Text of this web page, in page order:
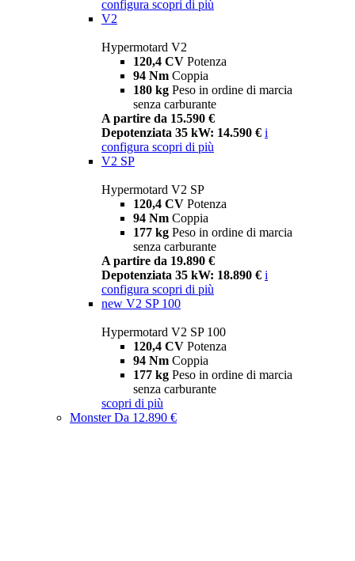
configura scopri di più
V2
Hypermotard V2
120,4 CV Potenza
94 Nm Coppia
180 kg Peso in ordine di marcia
senza carburante
A partire da 15.590 €
Depotenziata 35 kW: 14.590 € i
configura scopri di più
V2 SP
Hypermotard V2 SP
120,4 CV Potenza
94 Nm Coppia
177 kg Peso in ordine di marcia
senza carburante
A partire da 19.890 €
Depotenziata 35 kW: 18.890 € i
configura scopri di più
new V2 SP 100
Hypermotard V2 SP 100
120,4 CV Potenza
94 Nm Coppia
177 kg Peso in ordine di marcia
senza carburante
scopri di più
MonsterDa 12.890 €